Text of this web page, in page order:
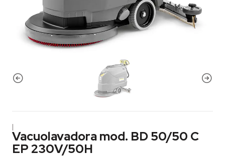
|
Vacuolavadora mod. BD 50/50 C
EP 230V/50H